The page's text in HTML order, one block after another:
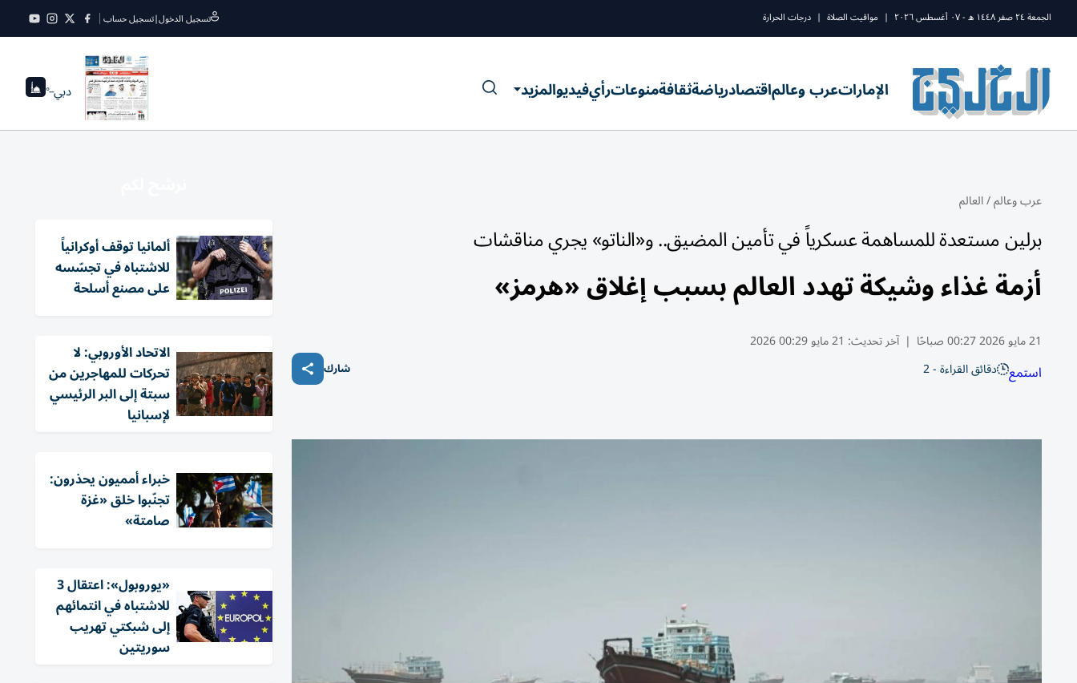
الجمعة ٢٤ صفر ١٤٤٨ ه - ٠٧ أغسطس ٢٠٢٦ | مواقيت الصلاة | درجات الحرارة تسجيل الدخول|تسجيل حساب
الإماراتعرب وعالماقتصادرياضةثقافةمنوعاترأيفيديوالمزيد دبي--°
عرب وعالم/العالم
برلين مستعدة للمساهمة عسكرياً في تأمين المضيق.. و«الناتو» يجري مناقشات
أزمة غذاء وشيكة تهدد العالم بسبب إغلاق «هرمز»
21 مايو 2026 00:27 صباحًا | آخر تحديث: 21 مايو 00:29 2026
استمع دقائق القراءة - 2 شارك
ألمانيا توقف أوكرانياً
للاشتباه في تجسّسه
على مصنع أسلحة
الاتحاد الأوروبي: لا
تحركات للمهاجرين من
سبتة إلى البر الرئيسي
لإسبانيا
خبراء أمميون يحذرون:
تجنّبوا خلق «غزة
صامتة»
«يوروبول»: اعتقال 3
للاشتباه في انتمائهم
إلى شبكتي تهريب
سوريتين